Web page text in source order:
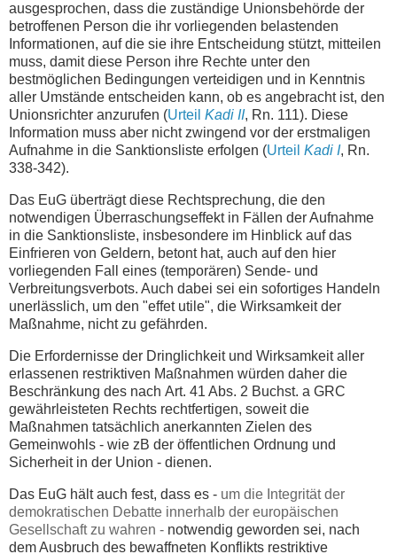
ausgesprochen, dass die zuständige Unionsbehörde der
betroffenen Person die ihr vorliegenden belastenden
Informationen, auf die sie ihre Entscheidung stützt, mitteilen
muss, damit diese Person ihre Rechte unter den
bestmöglichen Bedingungen verteidigen und in Kenntnis
aller Umstände entscheiden kann, ob es angebracht ist, den
Unionsrichter anzurufen (Urteil Kadi II, Rn. 111). Diese
Information muss aber nicht zwingend vor der erstmaligen
Aufnahme in die Sanktionsliste erfolgen (Urteil Kadi I, Rn.
338-342).
Das EuG überträgt diese Rechtsprechung, die den
notwendigen Überraschungseffekt in Fällen der Aufnahme
in die Sanktionsliste, insbesondere im Hinblick auf das
Einfrieren von Geldern, betont hat, auch auf den hier
vorliegenden Fall eines (temporären) Sende- und
Verbreitungsverbots. Auch dabei sei ein sofortiges Handeln
unerlässlich, um den "effet utile", die Wirksamkeit der
Maßnahme, nicht zu gefährden.
Die Erfordernisse der Dringlichkeit und Wirksamkeit aller
erlassenen restriktiven Maßnahmen würden daher die
Beschränkung des nach Art. 41 Abs. 2 Buchst. a GRC
gewährleisteten Rechts rechtfertigen, soweit die
Maßnahmen tatsächlich anerkannten Zielen des
Gemeinwohls - wie zB der öffentlichen Ordnung und
Sicherheit in der Union - dienen.
Das EuG hält auch fest, dass es - um die Integrität der
demokratischen Debatte innerhalb der europäischen
Gesellschaft zu wahren - notwendig geworden sei, nach
dem Ausbruch des bewaffneten Konflikts restriktive